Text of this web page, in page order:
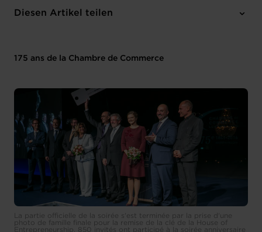
Diesen Artikel teilen
175 ans de la Chambre de Commerce
La partie officielle de la soirée s'est terminée par la prise d'une
photo de famille finale pour la remise de la clé de la House of
Entrepreneurship. 850 invités ont participé à la soirée anniversaire